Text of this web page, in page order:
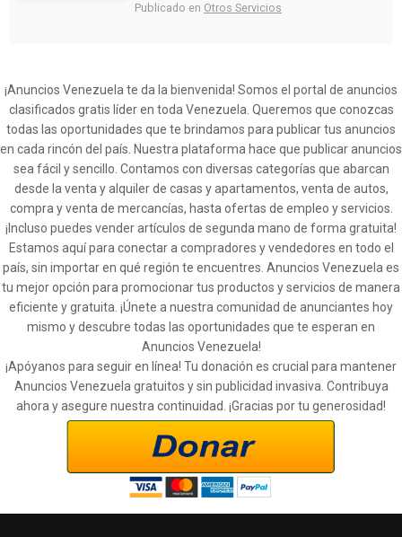
Publicado en Otros Servicios
¡Anuncios Venezuela te da la bienvenida! Somos el portal de anuncios
clasificados gratis líder en toda Venezuela. Queremos que conozcas
todas las oportunidades que te brindamos para publicar tus anuncios
en cada rincón del país. Nuestra plataforma hace que publicar anuncios
sea fácil y sencillo. Contamos con diversas categorías que abarcan
desde la venta y alquiler de casas y apartamentos, venta de autos,
compra y venta de mercancías, hasta ofertas de empleo y servicios.
¡Incluso puedes vender artículos de segunda mano de forma gratuita!
Estamos aquí para conectar a compradores y vendedores en todo el
país, sin importar en qué región te encuentres. Anuncios Venezuela es
tu mejor opción para promocionar tus productos y servicios de manera
eficiente y gratuita. ¡Únete a nuestra comunidad de anunciantes hoy
mismo y descubre todas las oportunidades que te esperan en
Anuncios Venezuela!
¡Apóyanos para seguir en línea! Tu donación es crucial para mantener
Anuncios Venezuela gratuitos y sin publicidad invasiva. Contribuya
ahora y asegure nuestra continuidad. ¡Gracias por tu generosidad!